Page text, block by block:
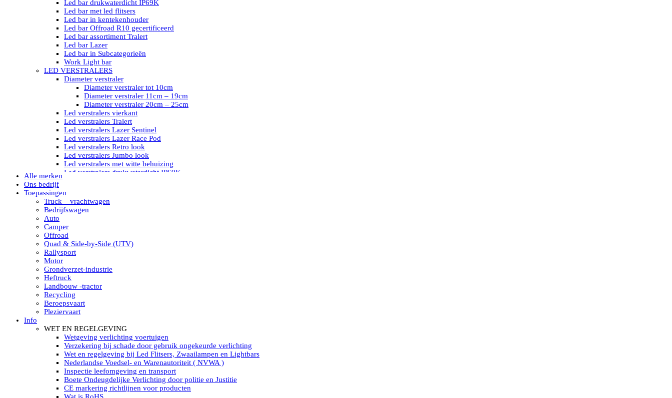
Led bar drukwaterdicht IP69K
Led bar met led flitsers
Led bar in kentekenhouder
Led bar Offroad R10 gecertificeerd
Led bar assortiment Tralert
Led bar Lazer
Led bar in Subcategorieën
Work Light bar
LED VERSTRALERS
Diameter verstraler
Diameter verstraler tot 10cm
Diameter verstraler 11cm – 19cm
Diameter verstraler 20cm – 25cm
Led verstralers vierkant
Led verstralers Tralert
Led verstralers Lazer Sentinel
Led verstralers Lazer Race Pod
Led verstralers Retro look
Led verstralers Jumbo look
Led verstralers met witte behuizing
Led verstralers drukwaterdicht IP69K
LED WERKLAMPEN
Model werklamp
Led werklamp vierkant
Led werklamp ovaal
Led werklamp kleur wit
Combinatie LED werklampen
Led achteruitrijverlichting
Led onderbouw achteruitrijlamp
Led werklamp industrieel
Led veiligheidsverlichting
Led werklamp tractor
Led werklamp ADR
Led werklamp drukwaterdicht IP69K
Led werklampen assortiment Tralert
Led breedstralers Lazer
Led werklampen in Subcategorieën
LED WERKVERLICHTING
LED’s work werklamp met accu
LED’s work werklamp portable 220V
LED’s work werklamp Hybride
Led lichtslang 220 Volt
LED’s work werklamp met statief 220V
Alle merken
Ons bedrijf
Toepassingen
Truck – vrachtwagen
Bedrijfswagen
Auto
Camper
Offroad
Quad & Side-by-Side (UTV)
Rallysport
Motor
Grondverzet-industrie
Heftruck
Landbouw -tractor
Recycling
Beroepsvaart
Pleziervaart
Info
WET EN REGELGEVING
Wetgeving verlichting voertuigen
Verzekering bij schade door gebruik ongekeurde verlichting
Wet en regelgeving bij Led Flitsers, Zwaailampen en Lightbars
Nederlandse Voedsel- en Warenautoriteit ( NVWA )
Inspectie leefomgeving en transport
Boete Ondeugdelijke Verlichting door politie en Justitie
CE markering richtlijnen voor producten